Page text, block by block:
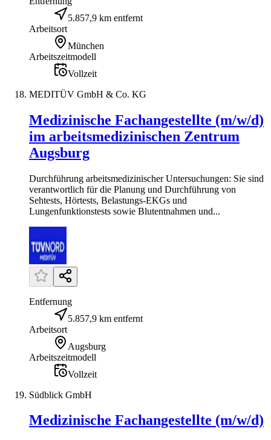
5.857,9 km entfernt
Arbeitsort
München
Arbeitszeitmodell
Vollzeit
MEDITÜV GmbH & Co. KG
Medizinische Fachangestellte (m/w/d)
im arbeitsmedizinischen Zentrum
Augsburg
Durchführung arbeitsmedizinischer Untersuchungen: Sie sind
verantwortlich für die Planung und Durchführung von
Sehtests, Hörtests, Belastungs-EKGs und
Lungenfunktionstests sowie Blutentnahmen und...
Entfernung
5.857,9 km entfernt
Arbeitsort
Augsburg
Arbeitszeitmodell
Vollzeit
Südblick GmbH
Medizinische Fachangestellte (m/w/d)